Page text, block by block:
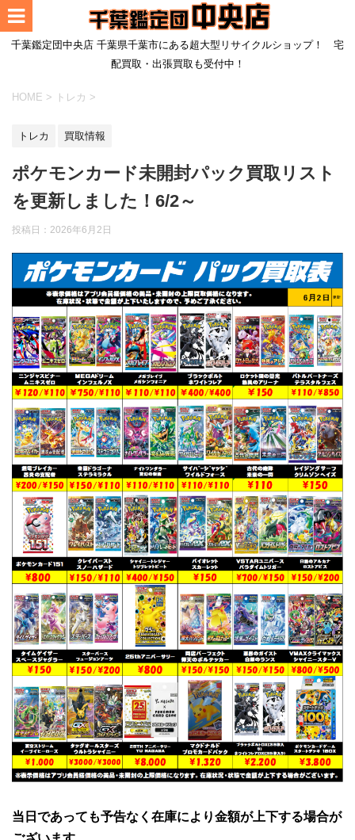
千葉鑑定団中央店 千葉県千葉市にある超大型リサイクルショップ！ 宅
配買取・出張買取も受付中！
HOME > トレカ >
トレカ 買取情報
ポケモンカード未開封パック買取リスト
を更新しました！6/2～
投稿日： 2026年6月2日
当日であっても予告なく在庫により金額が上下する場合が